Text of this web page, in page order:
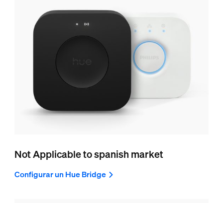
Not Applicable to spanish market
Configurar un Hue Bridge